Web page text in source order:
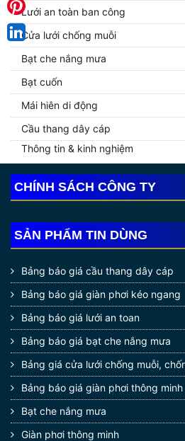
Lưới an toàn ban công
Cửa lưới chống muỗi
Bạt che nắng mưa
Bạt cuốn
Mái hiên di động
Cầu thang dây cáp
Thông tin & kinh nghiệm
CHÍNH SÁCH CÔNG TY
SẢN PHẨM TIN DÙNG
Bảng báo giá cầu thang dây cáp
Bảng báo giá giàn phơi kéo ngang
Bảng báo giá lưới an toan
Bảng báo giá bạt che nắng mưa
Bảng giá cửa lưới chống muỗi,
Bảng báo giá giàn phơi thông minh
Bạt che nắng mưa
Giàn phơi thông minh